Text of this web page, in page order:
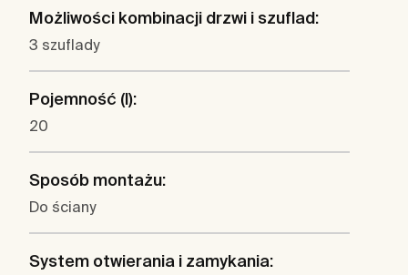
Możliwości kombinacji drzwi i szuflad:
3 szuflady
Pojemność (l):
20
Sposób montażu:
Do ściany
System otwierania i zamykania: